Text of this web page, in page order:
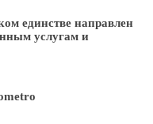
единстве направлен
услугам и